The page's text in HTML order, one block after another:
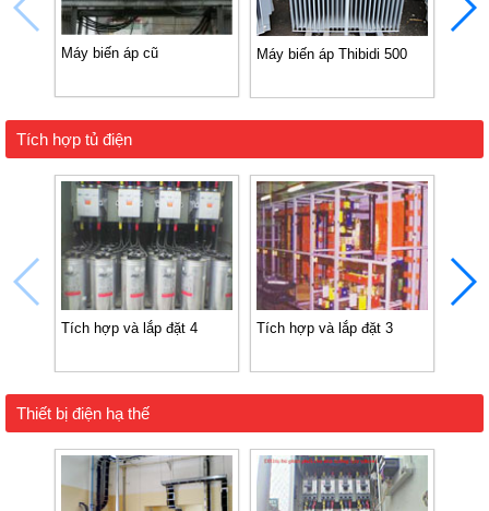
Máy biến áp cũ Máy biến áp Thibidi 500
Tích hợp tủ điện
Tích hợp và lắp đặt 4 Tích hợp và lắp đặt 3
Thiết bị điện hạ thế